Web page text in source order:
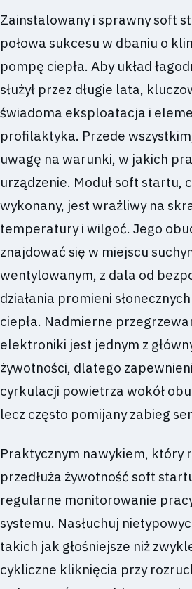
Zainstalowany i sprawny soft
połowa sukcesu w dbaniu o
pompę ciepła. Aby układ
służył przez długie lata,
świadoma eksploatacja i
profilaktyka. Przede
uwagę na warunki, w jakich
urządzenie. Moduł soft startu,
wykonany, jest wrażliwy na
temperatury i wilgoć. Jego
znajdować się w miejscu
wentylowanym, z dala od
działania promieni
ciepła. Nadmierne
elektroniki jest jednym z
żywotności, dlatego
cyrkulacji powietrza wokół
lecz często pomijany zabieg
Praktycznym nawykiem, który
przedłuża żywotność soft
regularne monitorowanie
systemu. Nasłuchuj
takich jak głośniejsze niż
cykliczne kliknięcia przy